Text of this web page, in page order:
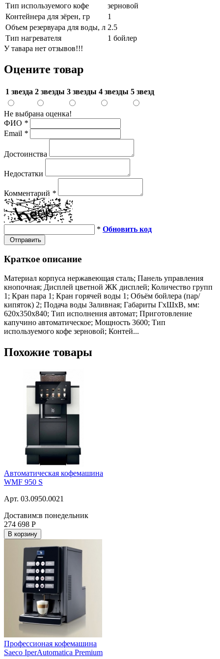
Тип используемого кофе
зерновой
Контейнера для зёрен, гр
1
Объем резервуара для воды, л 2.5
Тип нагревателя
1 бойлер
У тавара нет отзывов!!!
Оцените товар
1 звезда 2 звезды 3 звезды 4 звезды 5 звезд
Не выбрана оценка!
ФИО *
Email *
Достоинства
Недостатки
Комментарий *
* Обновить код
Отправить
Краткое описание
Материал корпуса нержавеющая сталь; Панель управления
кнопочная; Дисплей цветной ЖК дисплей; Количество групп
1; Кран пара 1; Кран горячей воды 1; Объём бойлера (пар/
кипяток) 2; Подача воды Заливная; Габариты ГхШхВ, мм:
620х350х840; Тип исполнения автомат; Приготовление
капучино автоматическое; Мощность 3600; Тип
используемого кофе зерновой; Контей...
Похожие товары
Автоматическая кофемашина
WMF 950 S
Арт. 03.0950.0021
Доставим:в понедельник
274 698 Р
В корзину
Профессионая кофемашина
Saeco IperAutomatica Premium